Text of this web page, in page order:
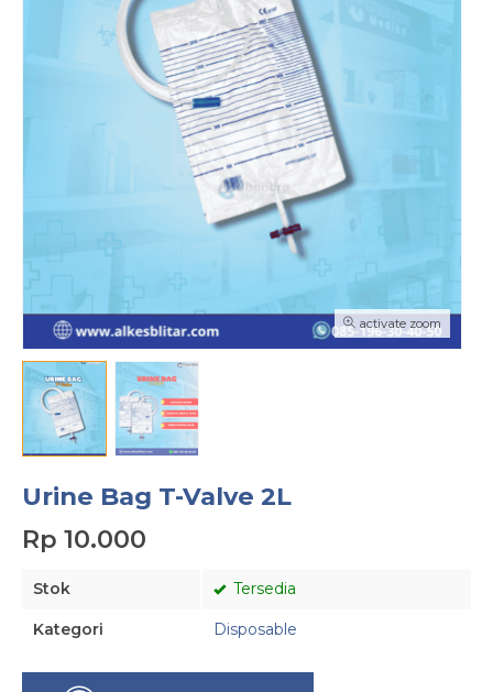
activate zoom
Urine Bag T-Valve 2L
Rp 10.000
Stok Tersedia
Kategori Disposable